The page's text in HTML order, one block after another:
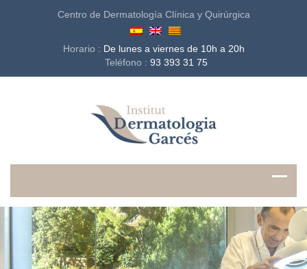
Centro de Dermatología Clínica y Quirúrgica
Horario : De lunes a viernes de 10h a 20h
Teléfono : 93 393 31 75